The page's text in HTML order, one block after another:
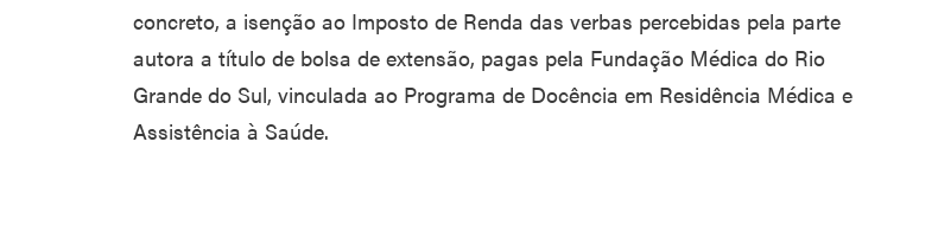
concreto, a isenção ao Imposto de Renda das verbas percebidas pela parte
autora a título de bolsa de extensão, pagas pela Fundação Médica do Rio
Grande do Sul, vinculada ao Programa de Docência em Residência Médica e
Assistência à Saúde.